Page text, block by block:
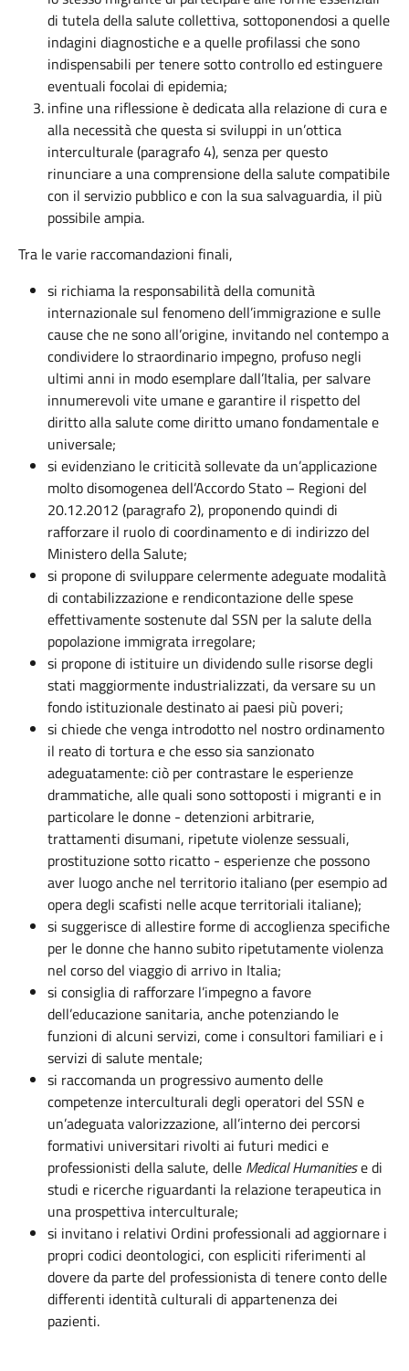
di tutela della salute collettiva, sottoponendosi a quelle
indagini diagnostiche e a quelle profilassi che sono
indispensabili per tenere sotto controllo ed estinguere
eventuali focolai di epidemia;
infine una riflessione è dedicata alla relazione di cura e
alla necessità che questa si sviluppi in un’ottica
interculturale (paragrafo 4), senza per questo
rinunciare a una comprensione della salute compatibile
con il servizio pubblico e con la sua salvaguardia, il più
possibile ampia.
Tra le varie raccomandazioni finali,
si richiama la responsabilità della comunità
internazionale sul fenomeno dell’immigrazione e sulle
cause che ne sono all’origine, invitando nel contempo a
condividere lo straordinario impegno, profuso negli
ultimi anni in modo esemplare dall’Italia, per salvare
innumerevoli vite umane e garantire il rispetto del
diritto alla salute come diritto umano fondamentale e
universale;
si evidenziano le criticità sollevate da un’applicazione
molto disomogenea dell’Accordo Stato – Regioni del
20.12.2012 (paragrafo 2), proponendo quindi di
rafforzare il ruolo di coordinamento e di indirizzo del
Ministero della Salute;
si propone di sviluppare celermente adeguate modalità
di contabilizzazione e rendicontazione delle spese
effettivamente sostenute dal SSN per la salute della
popolazione immigrata irregolare;
si propone di istituire un dividendo sulle risorse degli
stati maggiormente industrializzati, da versare su un
fondo istituzionale destinato ai paesi più poveri;
si chiede che venga introdotto nel nostro ordinamento
il reato di tortura e che esso sia sanzionato
adeguatamente: ciò per contrastare le esperienze
drammatiche, alle quali sono sottoposti i migranti e in
particolare le donne - detenzioni arbitrarie,
trattamenti disumani, ripetute violenze sessuali,
prostituzione sotto ricatto - esperienze che possono
aver luogo anche nel territorio italiano (per esempio ad
opera degli scafisti nelle acque territoriali italiane);
si suggerisce di allestire forme di accoglienza specifiche
per le donne che hanno subito ripetutamente violenza
nel corso del viaggio di arrivo in Italia;
si consiglia di rafforzare l’impegno a favore
dell’educazione sanitaria, anche potenziando le
funzioni di alcuni servizi, come i consultori familiari e i
servizi di salute mentale;
si raccomanda un progressivo aumento delle
competenze interculturali degli operatori del SSN e
un’adeguata valorizzazione, all’interno dei percorsi
formativi universitari rivolti ai futuri medici e
professionisti della salute, delle Medical Humanitiese di
studi e ricerche riguardanti la relazione terapeutica in
una prospettiva interculturale;
si invitano i relativi Ordini professionali ad aggiornare i
propri codici deontologici, con espliciti riferimenti al
dovere da parte del professionista di tenere conto delle
differenti identità culturali di appartenenza dei
pazienti.